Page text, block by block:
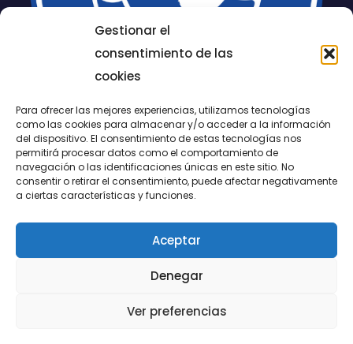
Gestionar el
consentimiento de las
cookies
Para ofrecer las mejores experiencias, utilizamos tecnologías
como las cookies para almacenar y/o acceder a la información
del dispositivo. El consentimiento de estas tecnologías nos
permitirá procesar datos como el comportamiento de
navegación o las identificaciones únicas en este sitio. No
consentir o retirar el consentimiento, puede afectar negativamente
a ciertas características y funciones.
Aceptar
Denegar
Ver preferencias
LUCENTUM
ALICANTE
CONTACTO
@FundaciónLucentum página oficial